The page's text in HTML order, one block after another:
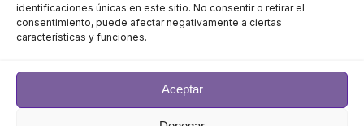
identificaciones únicas en este sitio. No consentir o retirar el
consentimiento, puede afectar negativamente a ciertas
características y funciones.
Aceptar
También lo es el uso generalizado desoftware
CAD, ofimática, etc.) dentro de un enfoque de gestión
Asegurar el acceso físico ya no es suficiente para